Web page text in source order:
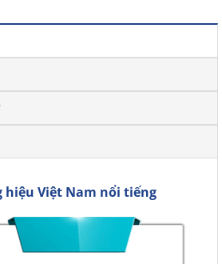
hiệu Việt Nam nổi tiếng